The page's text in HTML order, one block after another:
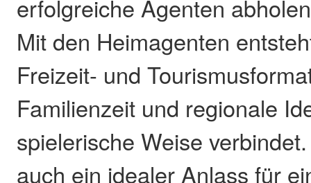
erfolgreiche Agenten
Mit den Heimagenten
Freizeit- und
Familienzeit und regionale
spielerische Weise
auch ein idealer Anlass für